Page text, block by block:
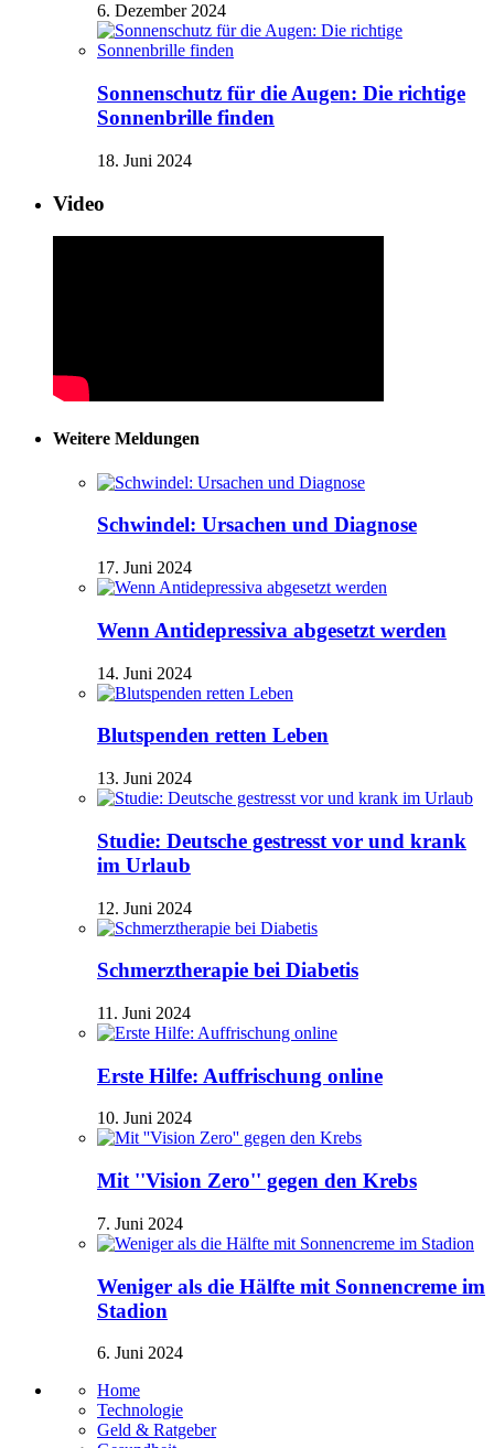
6. Dezember 2024
Sonnenschutz für die Augen: Die richtige
Sonnenbrille finden
18. Juni 2024
Video
Weitere Meldungen
Schwindel: Ursachen und Diagnose
17. Juni 2024
Wenn Antidepressiva abgesetzt werden
14. Juni 2024
Blutspenden retten Leben
13. Juni 2024
Studie: Deutsche gestresst vor und krank
im Urlaub
12. Juni 2024
Schmerztherapie bei Diabetis
11. Juni 2024
Erste Hilfe: Auffrischung online
10. Juni 2024
Mit ''Vision Zero'' gegen den Krebs
7. Juni 2024
Weniger als die Hälfte mit Sonnencreme im
Stadion
6. Juni 2024
Home
Technologie
Geld & Ratgeber